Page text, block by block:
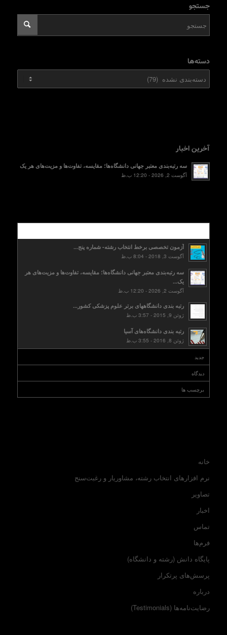
جستجو
دسته‌ها
آخرین اخبار
سه رتبه‌بندی معتبر جهانی دانشگاه‌ها؛ مقایسه، تفاوت‌ها و مزیت‌های هر یک
آگوست 2, 2026 - 12:20 ب.ظ
آزمون تخصصی برخط انتخاب رشته- شماره پنج...
آگوست 3, 2018 - 8:04 ب.ظ
سه رتبه‌بندی معتبر جهانی دانشگاه‌ها؛ مقایسه، تفاوت‌ها و مزیت‌های هر
یک...
آگوست 2, 2026 - 12:20 ب.ظ
رتبه بندی دانشگاههای برتر علوم پزشکی کشور...
ژوئن 9, 2015 - 3:57 ب.ظ
رتبه بندی دانشگاه‌های آسیا
ژوئن 8, 2016 - 3:55 ب.ظ
جدید
دیدگاه
برچسب ها
خانه
نرم افزارهای انتخاب رشته، مشاوریار و رغبت‌سنج
تصاویر
اخبار
تماس
فرم‌ها
پایگاه دانش (رشته و دانشگاه)
پرسش‌های پرتکرار
درباره
رضایت‌نامه‌ها (Testimonials)